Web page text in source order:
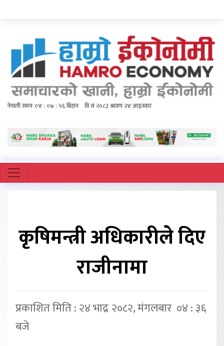
कृषिमन्त्री अधिकारीले दिए
राजीनामा
प्रकाशित मिति : २४ भाद्र २०८२, मंगलबार ०४ : ३६
बजे